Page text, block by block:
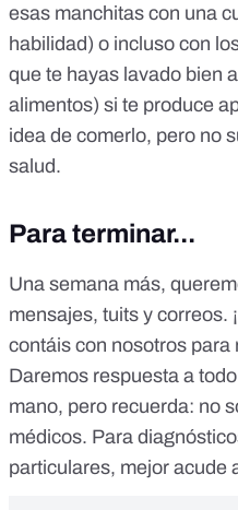
esas manchitas con una
habilidad) o incluso con
que te hayas lavado bien
alimentos) si te produce
idea de comerlo, pero no
salud.
Para terminar...
Una semana más,
mensajes, tuits y correos.
contáis con nosotros
Daremos respuesta a
mano, pero recuerda: no
médicos. Para
particulares, mejor acude